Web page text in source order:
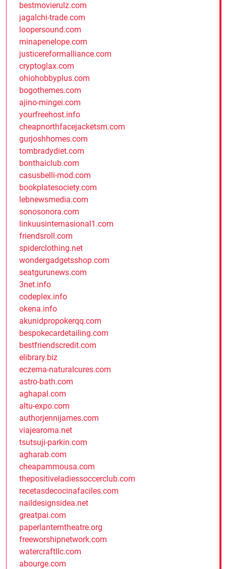
bestmovierulz.com
jagalchi-trade.com
loopersound.com
minapenelope.com
justicereformalliance.com
cryptoglax.com
ohiohobbyplus.com
bogothemes.com
ajino-mingei.com
yourfreehost.info
cheapnorthfacejacketsm.com
gurjoshhomes.com
tombradydiet.com
bonthaiclub.com
casusbelli-mod.com
bookplatesociety.com
lebnewsmedia.com
sonosonora.com
linkuusinternasional1.com
friendsroll.com
spiderclothing.net
wondergadgetsshop.com
seatgurunews.com
3net.info
codeplex.info
okena.info
akunidpropokerqq.com
bespokecardetailing.com
bestfriendscredit.com
elibrary.biz
eczema-naturalcures.com
astro-bath.com
aghapal.com
altu-expo.com
authorjennijames.com
viajearoma.net
tsutsuji-parkin.com
agharab.com
cheapammousa.com
thepositiveladiessoccerclub.com
recetasdecocinafaciles.com
naildesignsidea.net
greatpai.com
paperlanterntheatre.org
freeworshipnetwork.com
watercraftllc.com
abourge.com